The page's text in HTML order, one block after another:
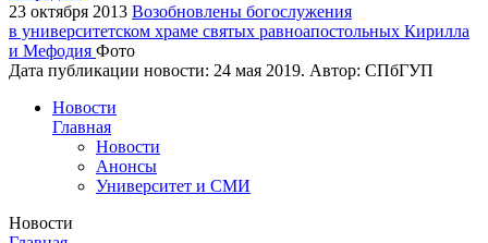
23 октября 2013 Возобновлены богослужения
в университетском храме святых равноапостольных Кирилла
и Мефодия Фото
Дата публикации новости: 24 мая 2019. Автор: СПбГУП
Новости
Главная
Новости
Анонсы
Университет и СМИ
Новости